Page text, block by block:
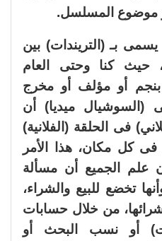
موضوع المسلسل.
يسمى بـ (التريندات) بين
حيث كنا وحتى العام
أو مؤلف أو مخرج
(السوشيال ميديا) أن
فى الحلقة (الفلانية)
فى كل مكان، هذا الأمر
علم الجميع أن مسألة
تخضع للبيع والشراء،
من خلال حسابات
أو نسب البحث أو